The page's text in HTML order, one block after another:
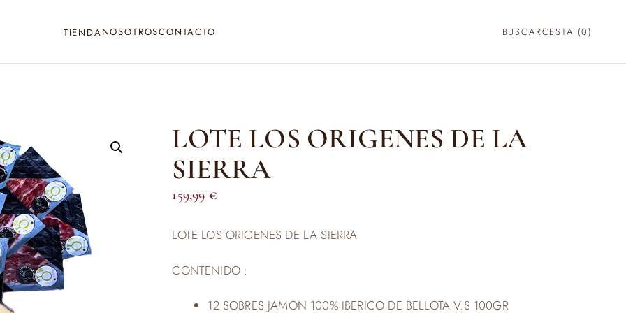
TIENDANOSOTROSCONTACTO BUSCARCESTA (0)
LOTE LOS ORIGENES DE LA
SIERRA
159,99 €
LOTE LOS ORIGENES DE LA SIERRA
CONTENIDO :
12 SOBRES JAMON 100% IBERICO DE BELLOTA V.S 100GR